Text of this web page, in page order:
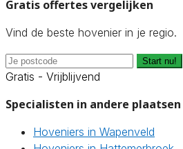
Gratis offertes vergelijken
Vind de beste hovenier in je regio.
Start nu!
Gratis - Vrijblijvend
Specialisten in andere plaatsen
Hoveniers in Wapenveld